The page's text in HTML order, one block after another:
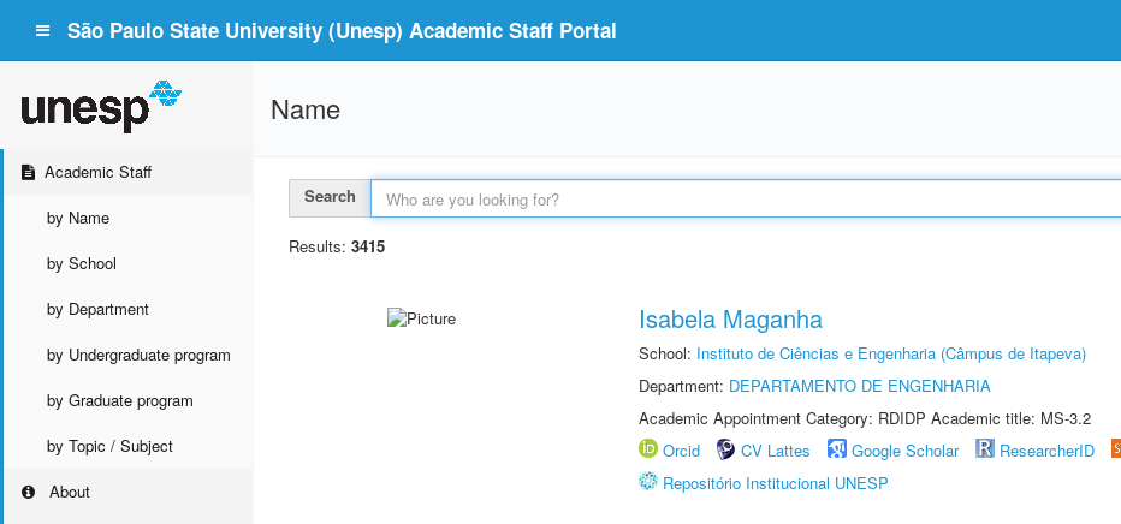
São Paulo State University (Unesp) Academic Staff Portal
Academic Staff
by Name
by School
by Department
by Undergraduate program
by Graduate program
by Topic / Subject
About
Name
Search
Results: 3415
Isabela Maganha
School: Instituto de Ciências e Engenharia (Câmpus de Itapeva)
Department: DEPARTAMENTO DE ENGENHARIA
Academic Appointment Category: RDIDP Academic title: MS-3.2
Orcid
CV Lattes Google Scholar ResearcherID
Repositório Institucional UNESP